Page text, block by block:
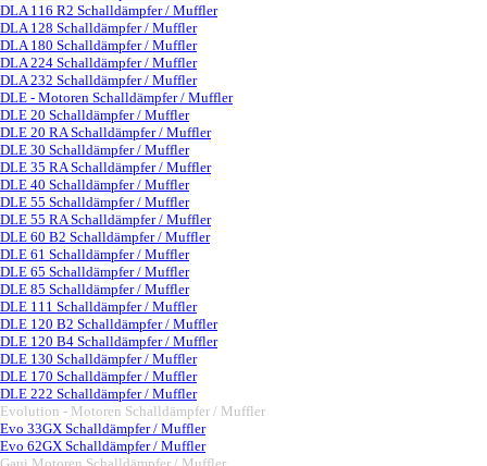
DLA 116 R2 Schalldämpfer / Muffler
DLA 128 Schalldämpfer / Muffler
DLA 180 Schalldämpfer / Muffler
DLA 224 Schalldämpfer / Muffler
DLA 232 Schalldämpfer / Muffler
DLE - Motoren Schalldämpfer / Muffler▼
DLE 20 Schalldämpfer / Muffler
DLE 20 RA Schalldämpfer / Muffler
DLE 30 Schalldämpfer / Muffler
DLE 35 RA Schalldämpfer / Muffler
DLE 40 Schalldämpfer / Muffler
DLE 55 Schalldämpfer / Muffler
DLE 55 RA Schalldämpfer / Muffler
DLE 60 B2 Schalldämpfer / Muffler
DLE 61 Schalldämpfer / Muffler
DLE 65 Schalldämpfer / Muffler
DLE 85 Schalldämpfer / Muffler
DLE 111 Schalldämpfer / Muffler
DLE 120 B2 Schalldämpfer / Muffler
DLE 120 B4 Schalldämpfer / Muffler
DLE 130 Schalldämpfer / Muffler
DLE 170 Schalldämpfer / Muffler
DLE 222 Schalldämpfer / Muffler
Evolution - Motoren Schalldämpfer / Muffler
Evo 33GX Schalldämpfer / Muffler
Evo 62GX Schalldämpfer / Muffler